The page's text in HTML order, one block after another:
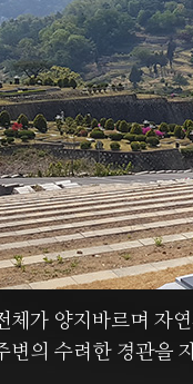
체가 양지바르며 자
변의 수려한 경관을